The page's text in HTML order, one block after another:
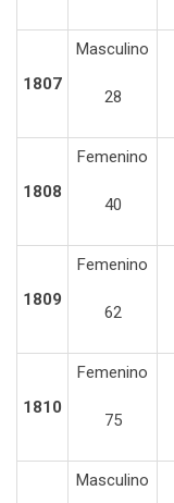
1807
Masculino
28
1808
Femenino
40
1809
Femenino
62
1810
Femenino
75
Masculino